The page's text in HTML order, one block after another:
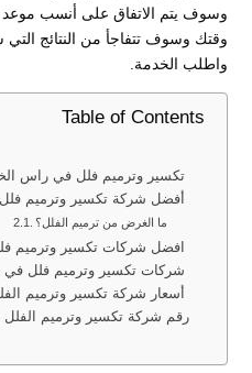
وسوف يتم الاتفاق على أنسب موعد
وقتك وسوف تتفاجأ من النتائج
واطلب الخدمة.
Table of Contents
ما الغرض من ترميم الفلل؟
رقم شركة تكسير وترميم الفلل